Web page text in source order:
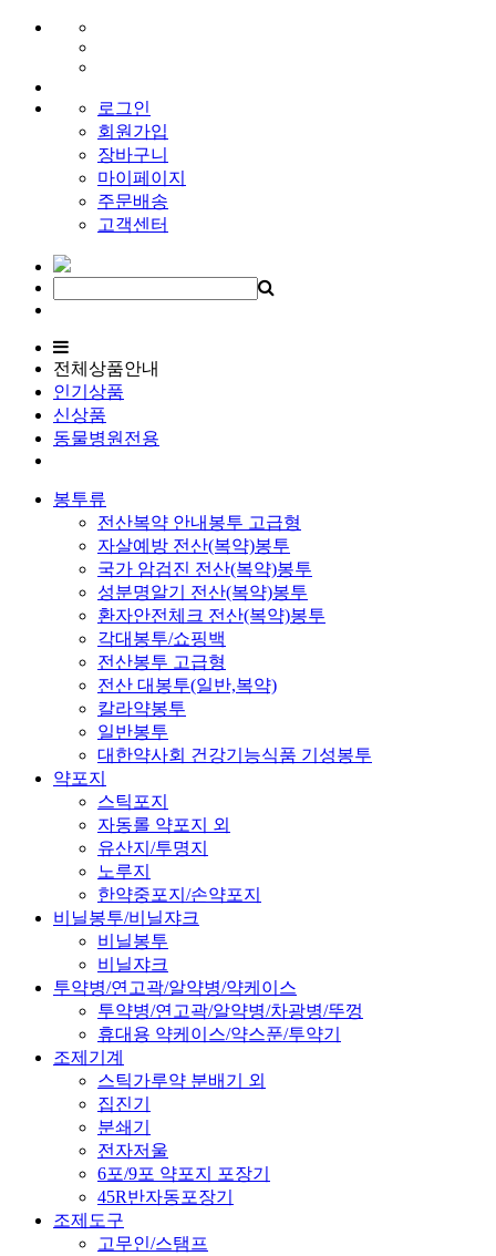
로그인
회원가입
장바구니
마이페이지
주문배송
고객센터
전체상품안내
인기상품
신상품
동물병원전용
봉투류
전산복약 안내봉투 고급형
자살예방 전산(복약)봉투
국가 암검진 전산(복약)봉투
성분명알기 전산(복약)봉투
환자안전체크 전산(복약)봉투
각대봉투/쇼핑백
전산봉투 고급형
전산 대봉투(일반,복약)
칼라약봉투
일반봉투
대한약사회 건강기능식품 기성봉투
약포지
스틱포지
자동롤 약포지 외
유산지/투명지
노루지
한약중포지/손약포지
비닐봉투/비닐쟈크
비닐봉투
비닐쟈크
투약병/연고곽/알약병/약케이스
투약병/연고곽/알약병/차광병/뚜껑
휴대용 약케이스/약스푼/투약기
조제기계
스틱가루약 분배기 외
집진기
분쇄기
전자저울
6포/9포 약포지 포장기
45R반자동포장기
조제도구
고무인/스탬프